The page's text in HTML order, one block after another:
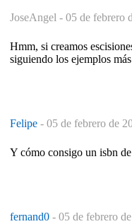
JoseAngel - 05 de febrero
Hmm, si creamos
siguiendo los ejemplos
Felipe - 05 de febrero de
Y cómo consigo un isbn de
fernand0 - 05 de febrero